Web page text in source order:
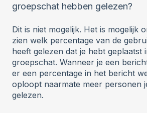
groepschat hebben gelezen?
Dit is niet mogelijk. Het is mogelijk
zien welk percentage van de
heeft gelezen dat je hebt geplaatst
groepschat. Wanneer je een
er een percentage in het bericht
oploopt naarmate meer personen
gelezen.